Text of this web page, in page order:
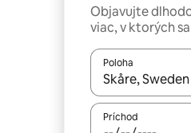
Objavujte
viac, v ktorých
Poloha
Keď budú
Príchod